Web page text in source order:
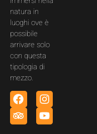
natura in
luoghi ove è
possibile
arrivare solo
con questa
tipologia di
mezzo.